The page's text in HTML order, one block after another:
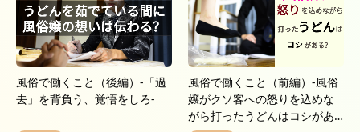
風俗で働くこと（後編）-「過
去」を背負う、覚悟をしろ-
風俗で働くこと（前編）-風俗
嬢がクソ客への怒りを込めな
がら打ったうどんはコシがあ…